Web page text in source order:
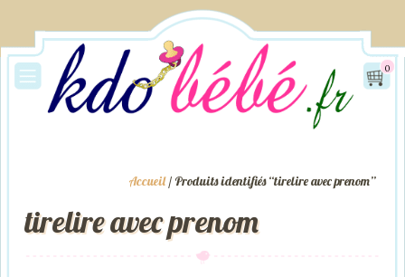
0
Accueil/ Produits identifiés “tirelire avec prenom”
tirelire avec prenom